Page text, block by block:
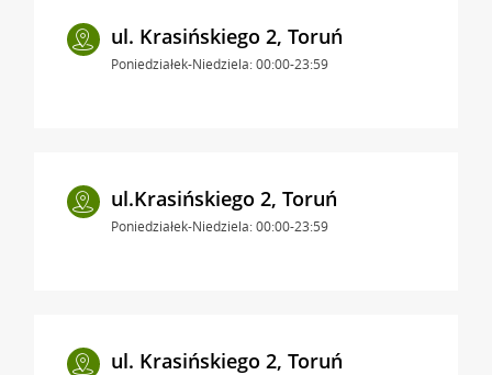
ul. Krasińskiego 2, Toruń
Poniedziałek-Niedziela: 00:00-23:59
ul.Krasińskiego 2, Toruń
Poniedziałek-Niedziela: 00:00-23:59
ul. Krasińskiego 2, Toruń